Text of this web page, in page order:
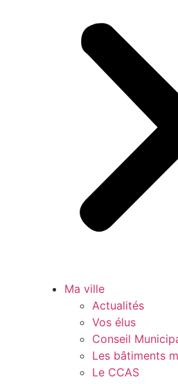
Ma ville
Actualités
Vos élus
Conseil
Les bâtiments
Le CCAS